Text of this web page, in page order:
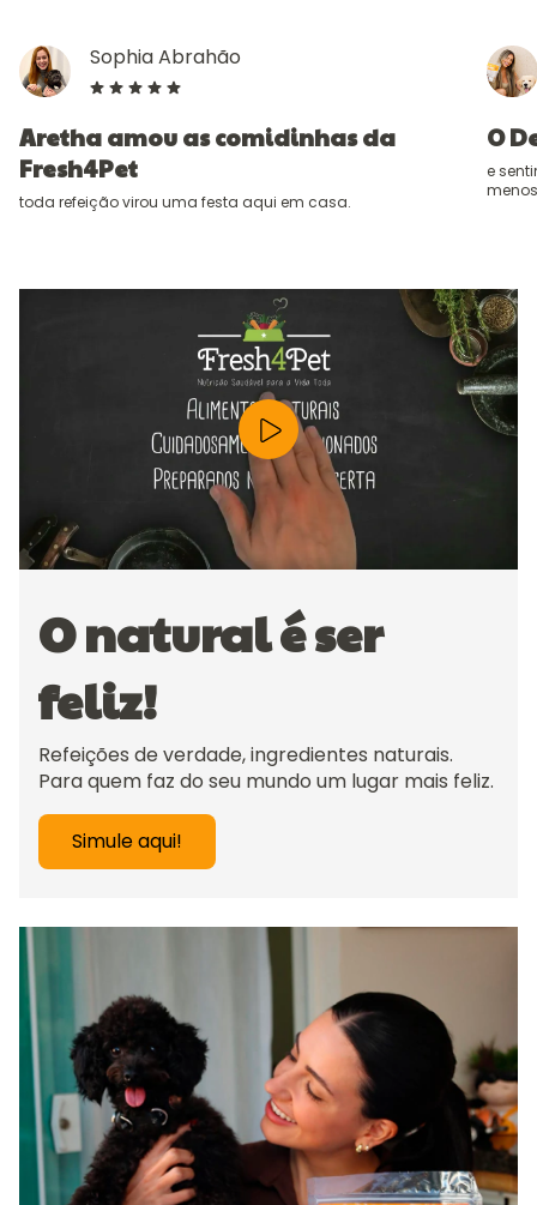
Sophia Abrahão
Aretha amou as comidinhas da
Fresh4Pet
toda refeição virou uma festa aqui em casa.
O
e
O natural é ser
feliz!
Refeições de verdade, ingredientes naturais.
Para quem faz do seu mundo um lugar mais feliz.
Simule aqui!